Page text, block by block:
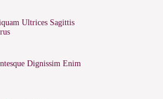
Ultrices Sagittis
Dignissim Enim